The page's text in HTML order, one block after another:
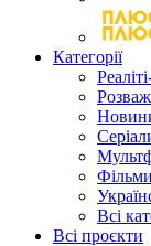
Категорії
Фільми
Всі
Всі проєкти